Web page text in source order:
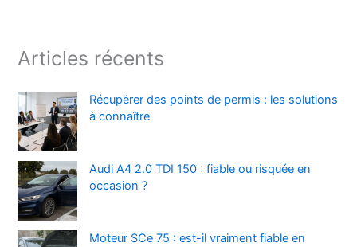
Articles récents
Récupérer des points de permis : les solutions
à connaître
Audi A4 2.0 TDI 150 : fiable ou risquée en
occasion ?
Moteur SCe 75 : est-il vraiment fiable en